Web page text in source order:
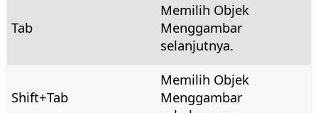
Tab
Memilih Objek
Menggambar
selanjutnya.
Shift+Tab
Memilih Objek
Menggambar